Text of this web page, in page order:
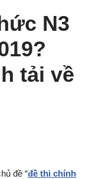
N3
tải về
đề “đề thi chính